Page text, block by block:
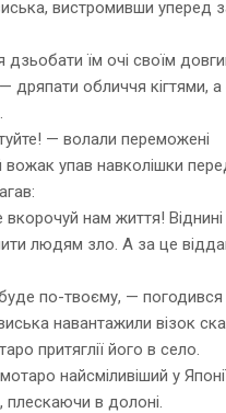
вистромивши уперед
дзьобати їм очі своїм
дряпати обличчя кігтями,
— волали переможені
вожак упав навколішки
нам життя!
людям зло. А за це
по-твоєму, — погодився
навантажили візок
притяглії його в село.
найсміливіший у
плескаючи в долоні.